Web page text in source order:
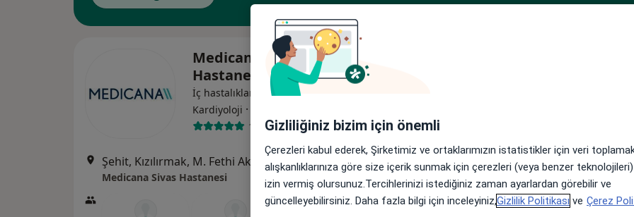
Medicana Sivas
Hastanesi
İç hastalıkları, Gastroenteroloji,
Kardiyoloji ·
119 görüş
Şehit, Kızılırmak, M. Fethi Akyüz Cd. No: 8Merkez/Sivas, Sivas• Harita
Medicana Sivas Hastanesi
Profili Gör
Gizliliğiniz bizim için önemli
Çerezleri kabul ederek, Şirketimiz ve ortaklarımızın istatistikler için veri
alışkanlıklarınıza göre size içerik sunmak için çerezleri (veya benzer
izin vermiş olursunuz.Tercihlerinizi istediğiniz zaman ayarlardan görebilir ve
güncelleyebilirsiniz. Daha fazla bilgi için inceleyiniz,Gizlilik Politikası ve Çerez